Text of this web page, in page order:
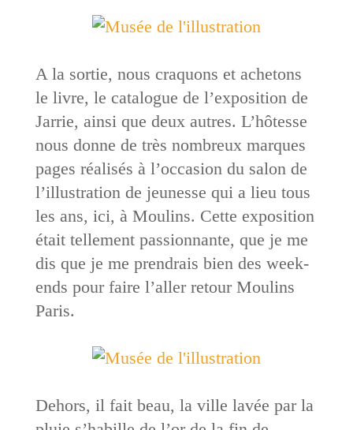
A la sortie, nous craquons et achetons
le livre, le catalogue de l’exposition de
Jarrie, ainsi que deux autres. L’hôtesse
nous donne de très nombreux marques
pages réalisés à l’occasion du salon de
l’illustration de jeunesse qui a lieu tous
les ans, ici, à Moulins. Cette exposition
était tellement passionnante, que je me
dis que je me prendrais bien des week-
ends pour faire l’aller retour Moulins
Paris.
Dehors, il fait beau, la ville lavée par la